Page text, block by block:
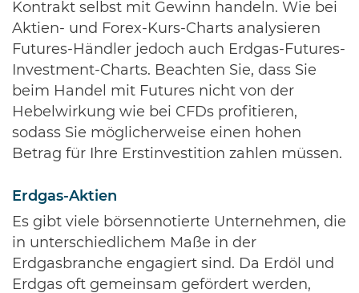
Kontrakt selbst mit Gewinn handeln. Wie bei
Aktien- und Forex-Kurs-Charts analysieren
Futures-Händler jedoch auch Erdgas-Futures-
Investment-Charts. Beachten Sie, dass Sie
beim Handel mit Futures nicht von der
Hebelwirkung wie bei CFDs profitieren,
sodass Sie möglicherweise einen hohen
Betrag für Ihre Erstinvestition zahlen müssen.
Erdgas-Aktien
Es gibt viele börsennotierte Unternehmen, die
in unterschiedlichem Maße in der
Erdgasbranche engagiert sind. Da Erdöl und
Erdgas oft gemeinsam gefördert werden,